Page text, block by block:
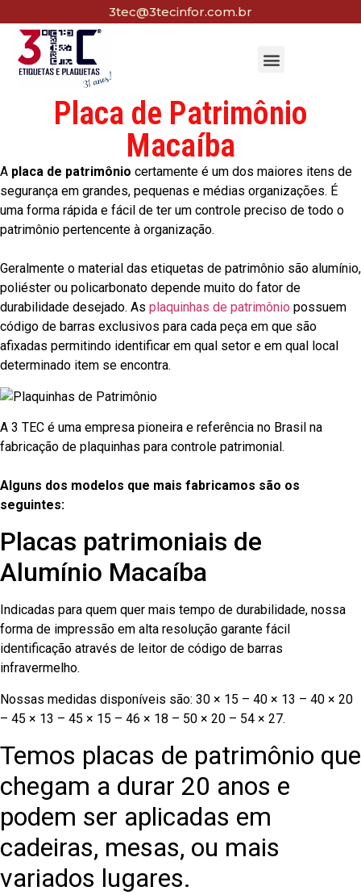
3tec@3tecinfor.com.br
Placa de Patrimônio
Macaíba
A placa de patrimônio certamente é um dos maiores itens de
segurança em grandes, pequenas e médias organizações. É
uma forma rápida e fácil de ter um controle preciso de todo o
patrimônio pertencente à organização.
Geralmente o material das etiquetas de patrimônio são alumínio,
poliéster ou policarbonato depende muito do fator de
durabilidade desejado. As plaquinhas de patrimônio possuem
código de barras exclusivos para cada peça em que são
afixadas permitindo identificar em qual setor e em qual local
determinado item se encontra.
A 3 TEC é uma empresa pioneira e referência no Brasil na
fabricação de plaquinhas para controle patrimonial.
Alguns dos modelos que mais fabricamos são os
seguintes:
Placas patrimoniais de
Alumínio Macaíba
Indicadas para quem quer mais tempo de durabilidade, nossa
forma de impressão em alta resolução garante fácil
identificação através de leitor de código de barras
infravermelho.
Nossas medidas disponíveis são: 30 × 15 – 40 × 13 – 40 × 20
– 45 × 13 – 45 × 15 – 46 × 18 – 50 × 20 – 54 × 27.
Temos placas de patrimônio que
chegam a durar 20 anos e
podem ser aplicadas em
cadeiras, mesas, ou mais
variados lugares.